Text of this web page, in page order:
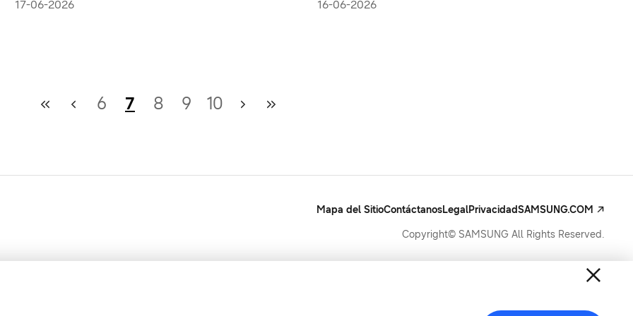
en VivaTech 2026
17-06-2026
de Sony Pictures
16-06-2026
6 7 8 9 10
Mapa del SitioContáctanosLegalPrivacidadSAMSUNG.COM
Copyright© SAMSUNG All Rights Reserved.